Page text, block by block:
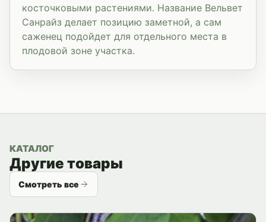
косточковыми растениями. Название Вельвет
Санрайз делает позицию заметной, а сам
саженец подойдет для отдельного места в
плодовой зоне участка.
КАТАЛОГ
Другие товары
Смотреть все